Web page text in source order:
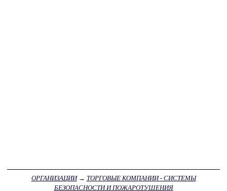
ОРГАНИЗАЦИИ→ ТОРГОВЫЕ КОМПАНИИ - СИСТЕМЫ
БЕЗОПАСНОСТИ И ПОЖАРОТУШЕНИЯ